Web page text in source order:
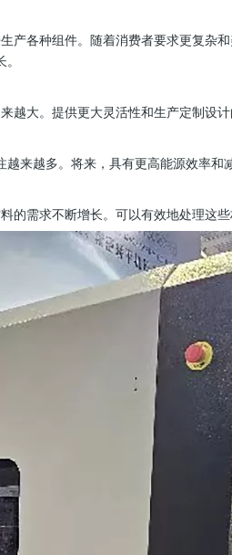
各种组件。随着消费者要求更复杂
。
大。提供更大灵活性和生产定制设
来越多。将来，具有更高能源效率和
需求不断增长。可以有效地处理这